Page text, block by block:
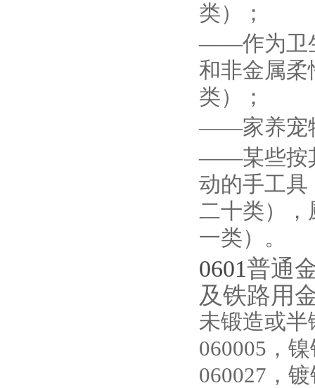
类）；
——作为卫
和非金属柔
类）；
——家养宠
——某些按
动的手工具
二十类），
一类）。
0601普通
及铁路用
未锻造或半
060005，
060027，